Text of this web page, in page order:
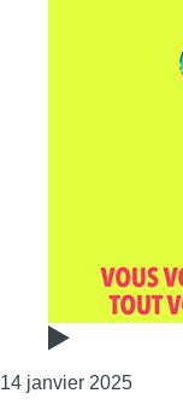
14 janvier 2025